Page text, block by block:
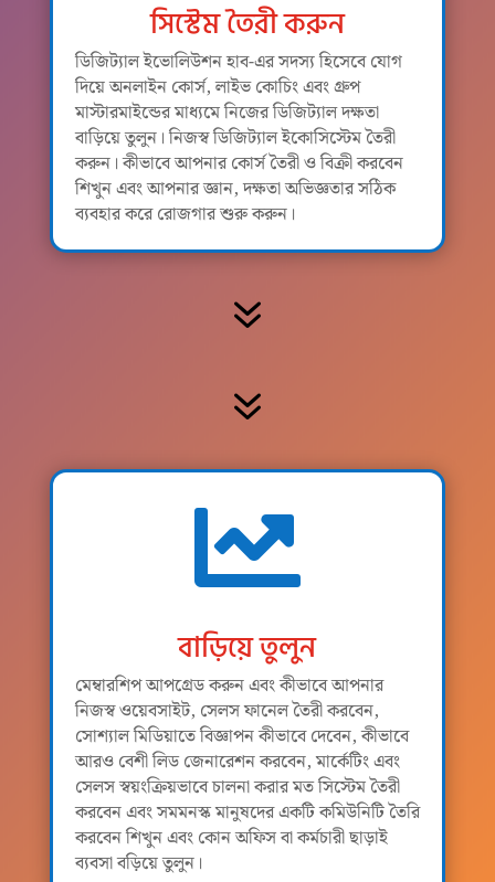
সিস্টেম তৈরী করুন
ডিজিট্যাল ইভোলিউশন হাব-এর সদস্য হিসেবে যোগ
দিয়ে অনলাইন কোর্স, লাইভ কোচিং এবং গ্রুপ
মাস্টারমাইন্ডের মাধ্যমে নিজের ডিজিট্যাল দক্ষতা
বাড়িয়ে তুলুন। নিজস্ব ডিজিট্যাল ইকোসিস্টেম তৈরী
করুন। কীভাবে আপনার কোর্স তৈরী ও বিক্রী করবেন
শিখুন এবং আপনার জ্ঞান, দক্ষতা অভিজ্ঞতার সঠিক
ব্যবহার করে রোজগার শুরু করুন।
7
7

বাড়িয়ে তুলুন
মেম্বারশিপ আপগ্রেড করুন এবং কীভাবে আপনার
নিজস্ব ওয়েবসাইট, সেলস ফানেল তৈরী করবেন,
সোশ্যাল মিডিয়াতে বিজ্ঞাপন কীভাবে দেবেন, কীভাবে
আরও বেশী লিড জেনারেশন করবেন, মার্কেটিং এবং
সেলস স্বয়ংক্রিয়ভাবে চালনা করার মত সিস্টেম তৈরী
করবেন এবং সমমনস্ক মানুষদের একটি কমিউনিটি তৈরি
করবেন শিখুন এবং কোন অফিস বা কর্মচারী ছাড়াই
ব্যবসা বড়িয়ে তুলুন।